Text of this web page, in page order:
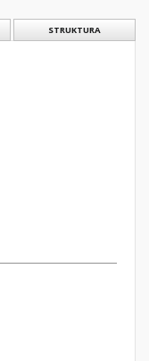
STRUKTURA